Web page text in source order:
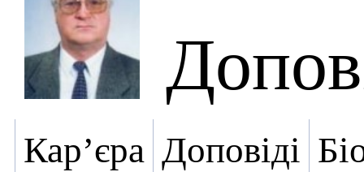
Кар’єра Доповіді